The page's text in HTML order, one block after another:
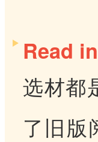
Read
选材都
了旧版